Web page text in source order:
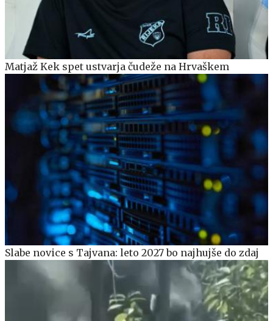
Matjaž Kek spet ustvarja čudeže na Hrvaškem
Slabe novice s Tajvana: leto 2027 bo najhujše do zdaj